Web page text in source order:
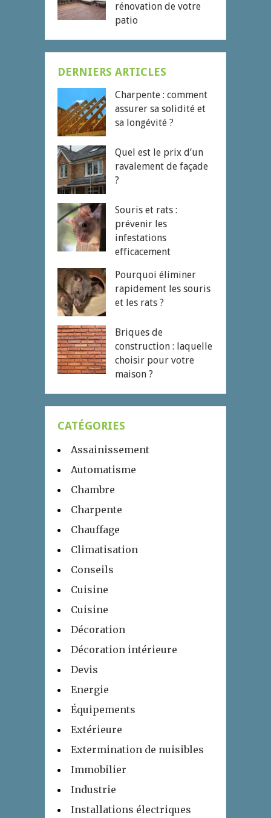
rénovation de votre
patio
DERNIERS ARTICLES
Charpente : comment
assurer sa solidité et
sa longévité ?
Quel est le prix d’un
ravalement de façade
?
Souris et rats :
prévenir les
infestations
efficacement
Pourquoi éliminer
rapidement les souris
et les rats ?
Briques de
construction : laquelle
choisir pour votre
maison ?
CATÉGORIES
Assainissement
Automatisme
Chambre
Charpente
Chauffage
Climatisation
Conseils
Cuisine
Cuisine
Décoration
Décoration intérieure
Devis
Energie
Équipements
Extérieure
Extermination de nuisibles
Immobilier
Industrie
Installations électriques